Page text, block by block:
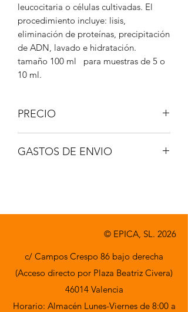
leucocitaria o células cultivadas. El
procedimiento incluye: lisis,
eliminación de proteínas, precipitación
de ADN, lavado e hidratación.
tamaño 100 ml para muestras de 5 o
10 ml.
PRECIO
GASTOS DE ENVIO
© EPICA, SL. 2026
c/ Campos Crespo 86 bajo derecha
(Acceso directo por Plaza Beatriz Civera)
46014 Valencia
Horario: Almacén Lunes-Viernes de 8:00 a